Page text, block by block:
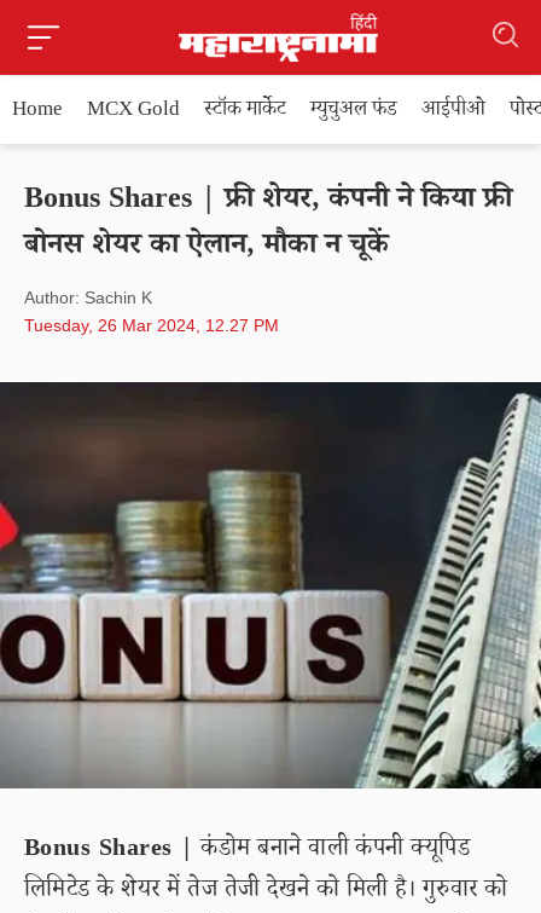
Home MCX Gold स्टॉक मार्केट म्युचुअल फंड आईपीओ
Bonus Shares | फ्री शेयर, कंपनी ने किया फ्री
बोनस शेयर का ऐलान, मौका न चूकें
Author: Sachin K
Tuesday, 26 Mar 2024, 12.27 PM
Bonus Shares | कंडोम बनाने वाली कंपनी क्यूपिड
लिमिटेड के शेयर में तेज तेजी देखने को मिली है। गुरुवार को